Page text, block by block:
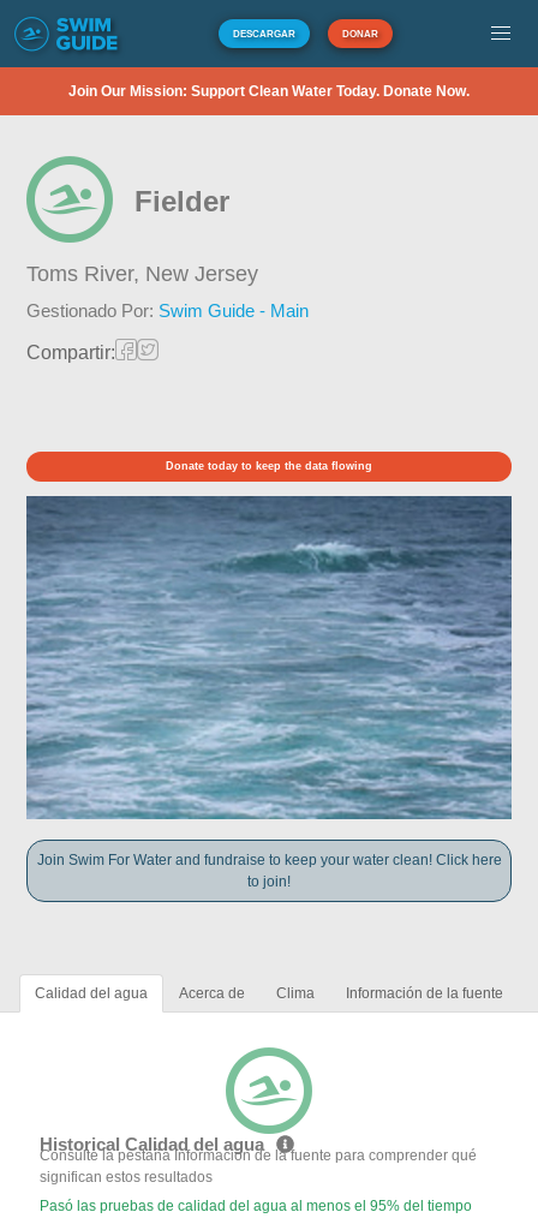
DESCARGAR DONAR
Join Our Mission: Support Clean Water Today. Donate Now.
Fielder
Toms River, New Jersey
Gestionado Por: Swim Guide - Main
Compartir:
Donate today to keep the data flowing
Join Swim For Water and fundraise to keep your water clean! Click here
to join!
Calidad del agua Acerca de Clima Información de la fuente
Historical Calidad del agua
Consulte la pestaña Información de la fuente para comprender qué
significan estos resultados
Pasó las pruebas de calidad del agua al menos el 95% del tiempo